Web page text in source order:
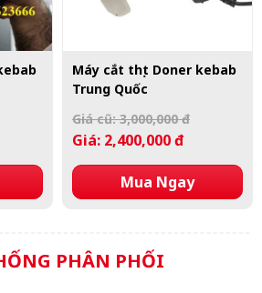
Máy cắt thịt Doner kebab
Trung Quốc
Giá cũ: 3,000,000 đ
Giá: 2,400,000 đ
Mua Ngay
PHÂN PHỐI